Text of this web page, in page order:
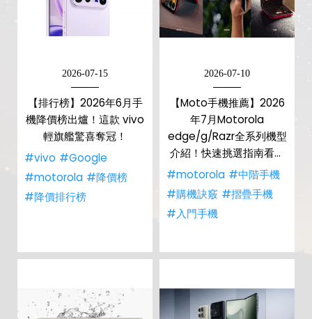
2026-07-15
【排行榜】2026年6月手
機降價榜出爐！這款 vivo
輕旗艦驚喜奪冠！
#vivo #Google
#motorola #降價榜
#降價排行榜
2026-07-10
【Moto手機推薦】2026
年7月Motorola
edge/g/Razr全系列機型
介紹！快速挑選指南看這
篇！
#motorola #中階手機
#購機訣竅 #摺疊手機
#入門手機